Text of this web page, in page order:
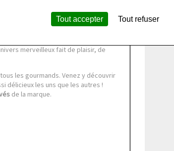
merveilleux fait de plaisir, de
les gourmands. Venez y découvrir
délicieux les uns que les autres !
de la marque.
Tout accepter Tout refuser